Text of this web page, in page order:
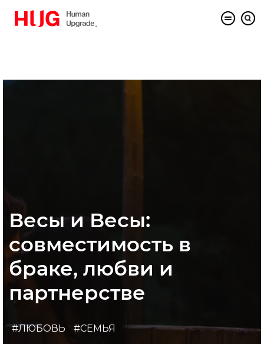
Весы и Весы:
совместимость в
браке, любви и
партнерстве
#ЛЮБОВЬ #СЕМЬЯ